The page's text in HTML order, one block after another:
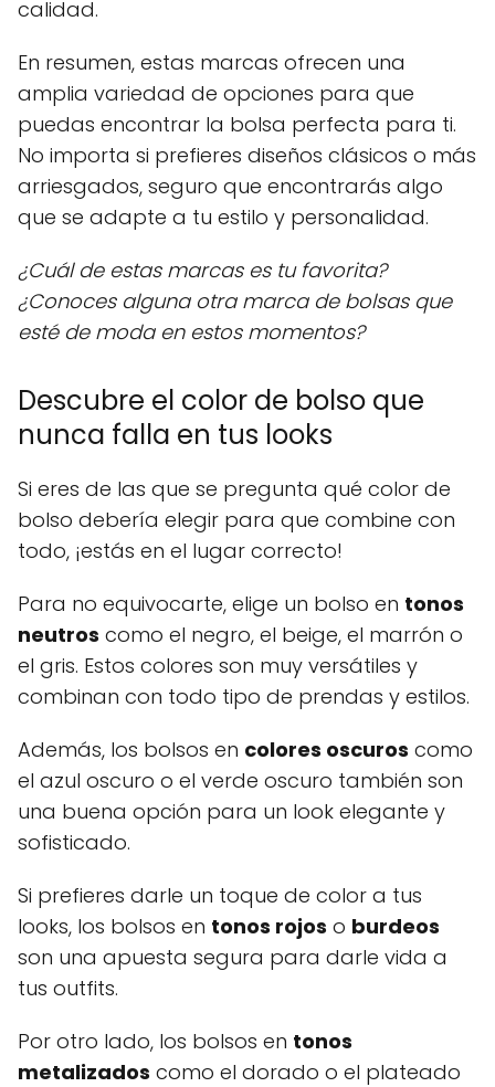
calidad.
En resumen, estas marcas ofrecen una
amplia variedad de opciones para que
puedas encontrar la bolsa perfecta para ti.
No importa si prefieres diseños clásicos o más
arriesgados, seguro que encontrarás algo
que se adapte a tu estilo y personalidad.
¿Cuál de estas marcas es tu favorita?
¿Conoces alguna otra marca de bolsas que
esté de moda en estos momentos?
Descubre el color de bolso que
nunca falla en tus looks
Si eres de las que se pregunta qué color de
bolso debería elegir para que combine con
todo, ¡estás en el lugar correcto!
Para no equivocarte, elige un bolso en tonos
neutros como el negro, el beige, el marrón o
el gris. Estos colores son muy versátiles y
combinan con todo tipo de prendas y estilos.
Además, los bolsos en colores oscuros como
el azul oscuro o el verde oscuro también son
una buena opción para un look elegante y
sofisticado.
Si prefieres darle un toque de color a tus
looks, los bolsos en tonos rojos o burdeos
son una apuesta segura para darle vida a
tus outfits.
Por otro lado, los bolsos en tonos
metalizados como el dorado o el plateado